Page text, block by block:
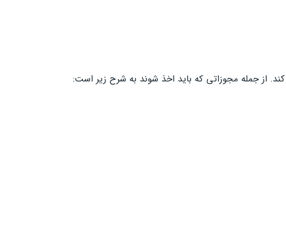
کند. از جمله مجوزاتی که باید اخذ شوند به شرح زیر است: